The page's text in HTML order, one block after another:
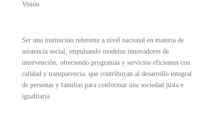
Visión
Ser una institución referente a nivel nacional en materia de
asistencia social, impulsando modelos innovadores de
intervención, ofreciendo programas y servicios eficientes con
calidad y transparencia, que contribuyan al desarrollo integral
de personas y familias para conformar una sociedad justa e
igualitaria.